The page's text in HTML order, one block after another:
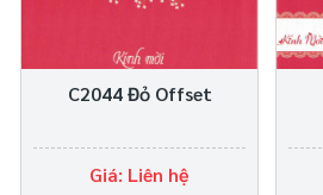
C2044 Đỏ Offset
Giá: Liên hệ